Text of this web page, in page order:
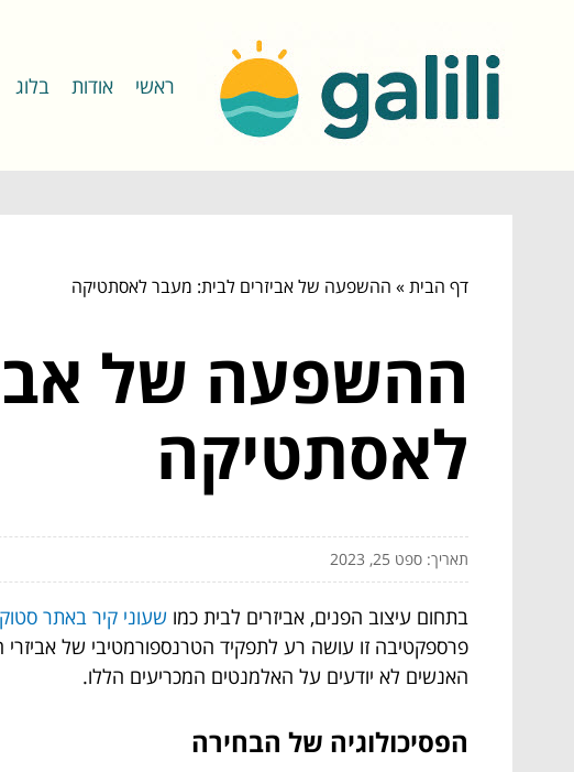
ראשי אודות בלוג
דף הבית» ההשפעה של אביזרים לבית: מעבר לאסתטיקה
ההשפעה של
לאסתטיקה
תאריך: ספט 25, 2023
בתחום עיצוב הפנים, אביזרים לבית כמו שעוני קיר באתר
פרספקטיבה זו עושה רע לתפקיד הטרנספורמטיבי של אביזרי
האנשים לא יודעים על האלמנטים המכריעים הללו.
הפסיכולוגיה של הבחירה